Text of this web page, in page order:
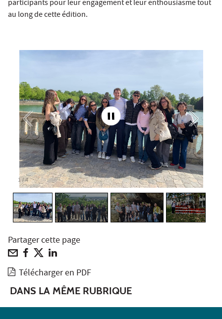
participants pour leur engagement et leur enthousiasme tout
au long de cette édition.
2 /4
Partager cette page
Télécharger en PDF
DANS LA MÊME RUBRIQUE